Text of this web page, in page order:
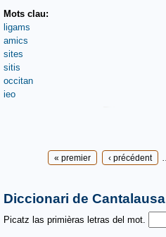
Mots clau:
ligams
amics
sites
sitis
occitan
ieo
« premier ‹ précédent
Diccionari de Cantalausa
Picatz las primièras letras del mot.